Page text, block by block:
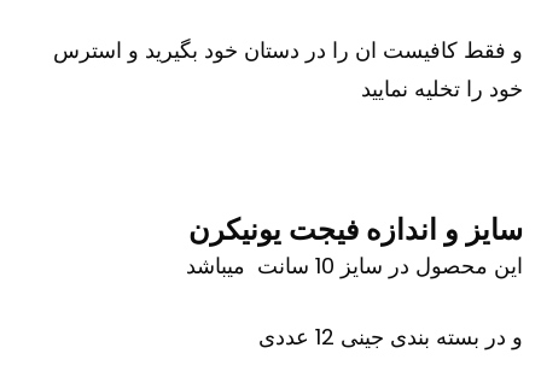
و فقط کافیست ان را در دستان خود بگیرید و استرس
خود را تخلیه نمایید
سایز و اندازه فیجت یونیکرن
این محصول در سایز 10 سانت میباشد
و در بسته بندی جینی 12 عددی